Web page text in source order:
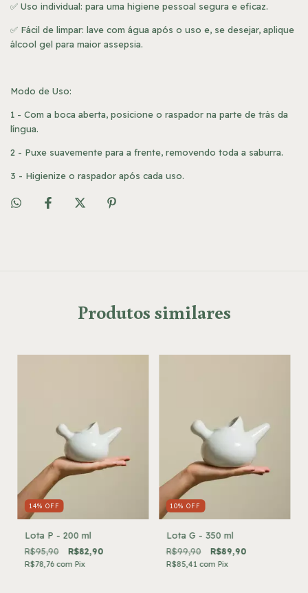
✅ Uso individual: para uma higiene pessoal segura e eficaz.
✅ Fácil de limpar: lave com água após o uso e, se desejar, aplique
álcool gel para maior assepsia.
Modo de Uso:
1 - Com a boca aberta, posicione o raspador na parte de trás da
língua.
2 - Puxe suavemente para a frente, removendo toda a saburra.
3 - Higienize o raspador após cada uso.
Produtos similares
14% OFF
Lota P - 200 ml
R$95,90 R$82,90
R$78,76 com Pix
10%OFF
Lota G - 350 ml
R$99,90 R$89,90
R$85,41 com Pix